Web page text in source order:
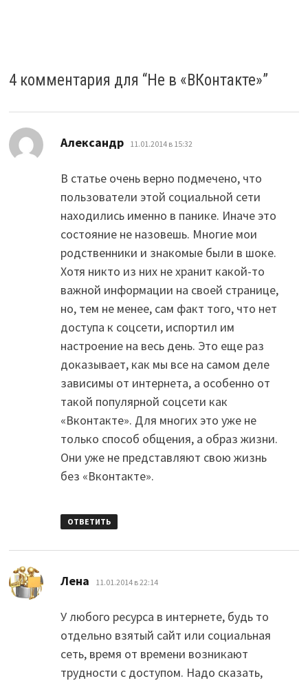
4 комментария для “Не в «ВКонтакте»”
Александр: 11.01.2014 в 15:32
В статье очень верно подмечено, что
пользователи этой социальной сети
находились именно в панике. Иначе это
состояние не назовешь. Многие мои
родственники и знакомые были в шоке.
Хотя никто из них не хранит какой-то
важной информации на своей странице,
но, тем не менее, сам факт того, что нет
доступа к соцсети, испортил им
настроение на весь день. Это еще раз
доказывает, как мы все на самом деле
зависимы от интернета, а особенно от
такой популярной соцсети как
«Вконтакте». Для многих это уже не
только способ общения, а образ жизни.
Они уже не представляют свою жизнь
без «Вконтакте».
ОТВЕТИТЬ
Лена 11.01.2014 в 22:14
У любого ресурса в интернете, будь то
отдельно взятый сайт или социальная
сеть, время от времени возникают
трудности с доступом. Надо сказать,